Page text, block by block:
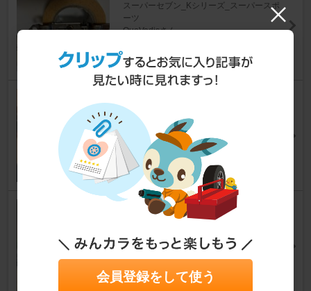
スーパーセブン_Kシリーズ_スーパースポ
ーツ
QuoVadisさん
スーパーセブン_Kシリーズ_スーパースポ
723セブンさん
ウィンカー（サイドマーカー）
スーパーセブン_Kシリーズ_スーパースポ
mendora0604さん
2
会員登録をして使う